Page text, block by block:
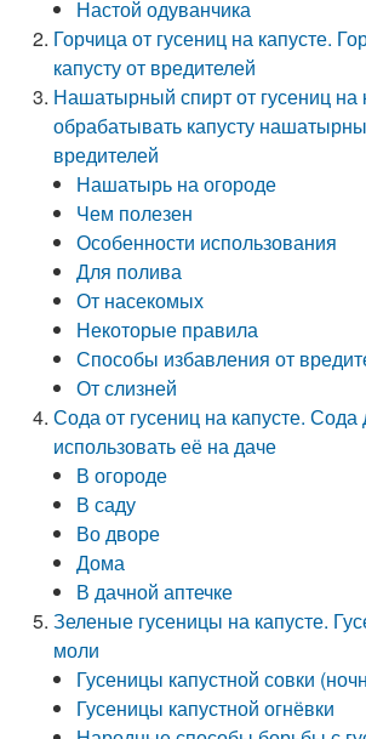
Настой одуванчика
Горчица от гусениц на капусте.
капусту от вредителей
Нашатырный спирт от гусениц на
обрабатывать капусту
вредителей
Нашатырь на огороде
Чем полезен
Особенности использования
Для полива
От насекомых
Некоторые правила
Способы избавления от
От слизней
Сода от гусениц на капусте.
использовать её на даче
В огороде
В саду
Во дворе
Дома
В дачной аптечке
Зеленые гусеницы на капусте.
моли
Гусеницы капустной совки
Гусеницы капустной огнёвки